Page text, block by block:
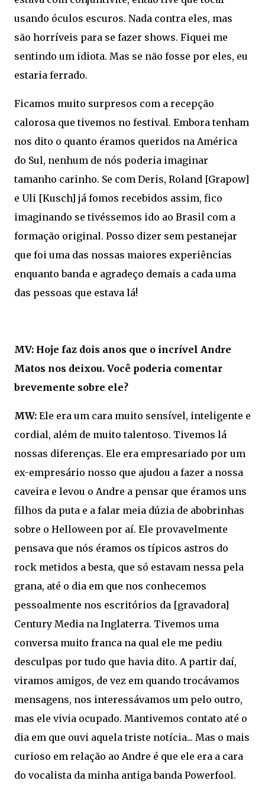
usando óculos escuros. Nada contra eles, mas
são horríveis para se fazer shows. Fiquei me
sentindo um idiota. Mas se não fosse por eles, eu
estaria ferrado.
Ficamos muito surpresos com a recepção
calorosa que tivemos no festival. Embora tenham
nos dito o quanto éramos queridos na América
do Sul, nenhum de nós poderia imaginar
tamanho carinho. Se com Deris, Roland [Grapow]
e Uli [Kusch] já fomos recebidos assim, fico
imaginando se tivéssemos ido ao Brasil com a
formação original. Posso dizer sem pestanejar
que foi uma das nossas maiores experiências
enquanto banda e agradeço demais a cada uma
das pessoas que estava lá!
MV: Hoje faz dois anos que o incrível Andre
Matos nos deixou. Você poderia comentar
brevemente sobre ele?
MW: Ele era um cara muito sensível, inteligente e
cordial, além de muito talentoso. Tivemos lá
nossas diferenças. Ele era empresariado por um
ex-empresário nosso que ajudou a fazer a nossa
caveira e levou o Andre a pensar que éramos uns
filhos da puta e a falar meia dúzia de abobrinhas
sobre o Helloween por aí. Ele provavelmente
pensava que nós éramos os típicos astros do
rock metidos a besta, que só estavam nessa pela
grana, até o dia em que nos conhecemos
pessoalmente nos escritórios da [gravadora]
Century Media na Inglaterra. Tivemos uma
conversa muito franca na qual ele me pediu
desculpas por tudo que havia dito. A partir daí,
viramos amigos, de vez em quando trocávamos
mensagens, nos interessávamos um pelo outro,
mas ele vivia ocupado. Mantivemos contato até o
dia em que ouvi aquela triste notícia... Mas o mais
curioso em relação ao Andre é que ele era a cara
do vocalista da minha antiga banda Powerfool.